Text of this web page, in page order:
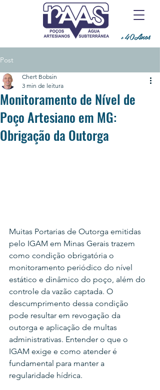
+40Anos
Post
Monitoramento de Nível de
Poço Artesiano em MG:
Obrigação da Outorga
Chert Bobsin
3 min de leitura
Muitas Portarias de Outorga emitidas
pelo IGAM em Minas Gerais trazem
como condição obrigatória o
monitoramento periódico do nível
estático e dinâmico do poço, além do
controle da vazão captada. O
descumprimento dessa condição
pode resultar em revogação da
outorga e aplicação de multas
administrativas. Entender o que o
IGAM exige e como atender é
fundamental para manter a
regularidade hídrica.